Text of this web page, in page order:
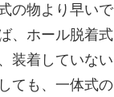
の物より早いで
、ホール脱着式
装着していない
ても、一体式の